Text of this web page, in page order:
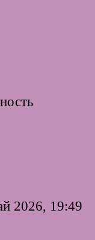
2026, 19:49